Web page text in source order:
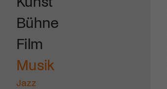
Bühne
Film
Musik
Jazz